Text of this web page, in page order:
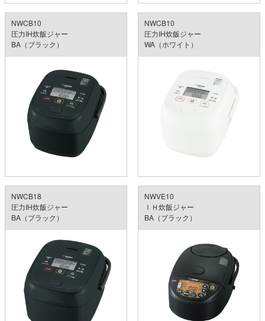
NWCB10
圧力IH炊飯ジャー
BA（ブラック）
NWCB10
圧力IH炊飯ジャー
WA（ホワイト）
NWCB18
圧力IH炊飯ジャー
BA（ブラック）
NWVE10
ＩＨ炊飯ジャー
BA（ブラック）